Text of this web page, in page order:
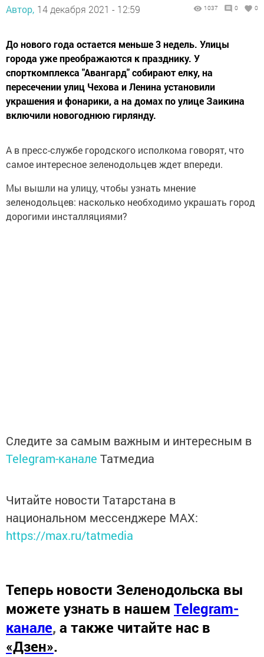
Автор, 14 декабря 2021 - 12:59 1037 0 0
До нового года остается меньше 3 недель. Улицы
города уже преображаются к празднику. У
спорткомплекса "Авангард" собирают елку, на
пересечении улиц Чехова и Ленина установили
украшения и фонарики, а на домах по улице Заикина
включили новогоднюю гирлянду.
А в пресс-службе городского исполкома говорят, что
самое интересное зеленодольцев ждет впереди.
Мы вышли на улицу, чтобы узнать мнение
зеленодольцев: насколько необходимо украшать город
дорогими инсталляциями?
Следите за самым важным и интересным в
Telegram-канале Татмедиа
Читайте новости Татарстана в
национальном мессенджере MАХ:
https://max.ru/tatmedia
Теперь новости Зеленодольска вы
можете узнать в нашем Telegram-
канале, а также читайте нас в
«Дзен».